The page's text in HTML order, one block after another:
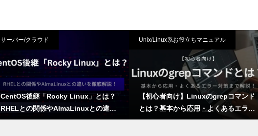
サーバー/クラウド
CentOS後継「Rocky Linux」とは？
RHELとの関係やAlmaLinuxとの違い
を徹底解説！
Unix/Linux系お役立ちマニュアル
【初心者向け】Linuxのgrepコマンド
とは？基本から応用・よくあるエラー
対策まで解説！